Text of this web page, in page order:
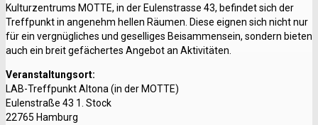
Kulturzentrums MOTTE, in der Eulenstrasse 43, befindet sich der
Treffpunkt in angenehm hellen Räumen. Diese eignen sich nicht nur
für ein vergnügliches und geselliges Beisammensein, sondern bieten
auch ein breit gefächertes Angebot an Aktivitäten.
Veranstaltungsort:
LAB-Treffpunkt Altona (in der MOTTE)
Eulenstraße 43 1. Stock
22765 Hamburg